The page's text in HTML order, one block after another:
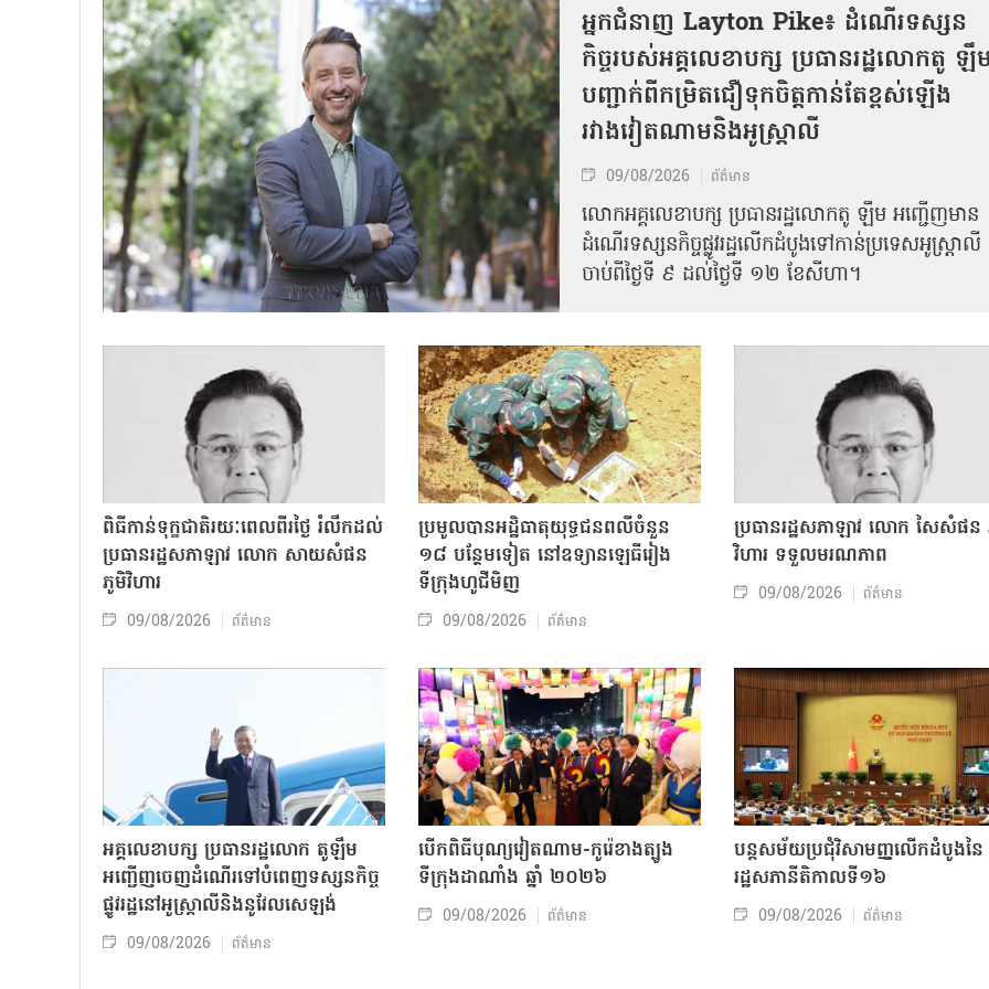
អ្នកជំនាញ Layton Pike៖ ដំណើរទស្សន
កិច្ចរបស់អគ្គលេខាបក្ស ប្រធានរដ្ឋលោកតូ ឡឹ
បញ្ជាក់ពីកម្រិតជឿទុកចិត្តកាន់តែខ្ពស់ឡើង
រវាងវៀតណាមនិងអូស្ត្រាលី
09/08/2026 ព័ត៌មាន
លោកអគ្គលេខាបក្ស ប្រធានរដ្ឋលោកតូ ឡឹម អញ្ជើញមាន
ដំណើរទស្សនកិច្ចផ្លូវរដ្ឋលើកដំបូងទៅកាន់ប្រទេសអូស្ត្រាលី
ចាប់ពីថ្ងៃទី ៩ ដល់ថ្ងៃទី ១២ ខែសីហា។
ពិធីកាន់ទុក្ខជាតិរយៈពេលពីរថ្ងៃ រំលឹកដល់
ប្រធានរដ្ឋសភាឡាវ លោក សាយសំផន
ភូមិវិហារ
09/08/2026 ព័ត៌មាន
ប្រមូលបានអដ្ឋិធាតុយុទ្ធជនពលីចំនួន
១៨ បន្ថែមទៀត នៅឧទ្យានឡេធីរៀង
ទីក្រុងហូជីមិញ
09/08/2026 ព័ត៌មាន
ប្រធានរដ្ឋសភាឡាវ លោក សៃសំផ
វិហារ ទទួលមរណភាព
09/08/2026 ព័ត៌មាន
អគ្គលេខាបក្ស ប្រធានរដ្ឋលោក តូឡឹម
អញ្ជើញចេញដំណើរទៅបំពេញទស្សនកិច្ច
ផ្លូវរដ្ឋនៅអូស្ត្រាលីនិងនូវែលសេឡង់
09/08/2026 ព័ត៌មាន
បើកពិធីបុណ្យវៀតណាម-កូរ៉េខាងត្បូង
ទីក្រុងដាណាំង ឆ្នាំ ២០២៦
09/08/2026 ព័ត៌មាន
បន្តសម័យប្រជុំវិសាមញ្ញលើកដំបូងនៃ
រដ្ឋសភានីតិកាលទី១៦
09/08/2026 ព័ត៌មាន